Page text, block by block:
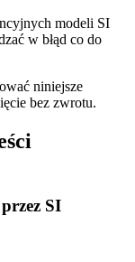
modeli SI
w błąd co do
niniejsze
bez zwrotu.
SI